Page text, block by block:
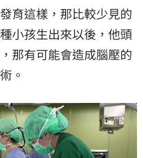
育這樣，那比較少見的
小孩生出來以後，他頭
那有可能會造成腦壓的
。